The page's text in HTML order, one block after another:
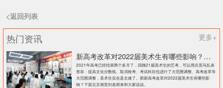
<返回列表
热门资讯
更多+
新高考改革对2022届美术生有哪些影响？北京画室刘老师来和大家说说
2021年高考已经结束两个多月了，回顾21届美术生的艺考，可以用兵荒马乱来
形容：提高文化分数线、取消校考、考试科目也进行了大范围调整、高考改革等
大范围调整，美术生实在是太难了。那新高考改革对2022届美术生有哪些影
响？下面北京画室刘老师来和大家说说。